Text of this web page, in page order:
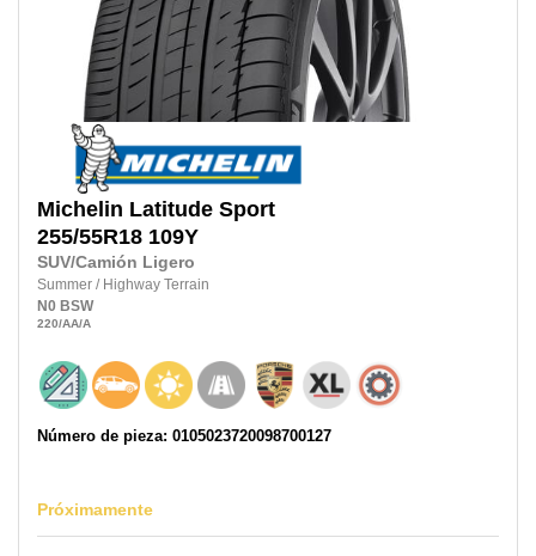
Michelin Latitude Sport
255/55R18 109Y
SUV/Camión Ligero
Summer / Highway Terrain
N0 BSW
220/AA/A
Número de pieza: 0105023720098700127
Próximamente